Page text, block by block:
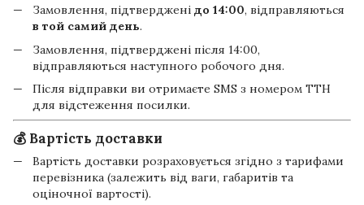
Замовлення, підтверджені до 14:00, відправляються
в той самий день.
Замовлення, підтверджені після 14:00,
відправляються наступного робочого дня.
Після відправки ви отримаєте SMS з номером ТТН
для відстеження посилки.
💰 Вартість доставки
Вартість доставки розраховується згідно з тарифами
перевізника (залежить від ваги, габаритів та
оціночної вартості).